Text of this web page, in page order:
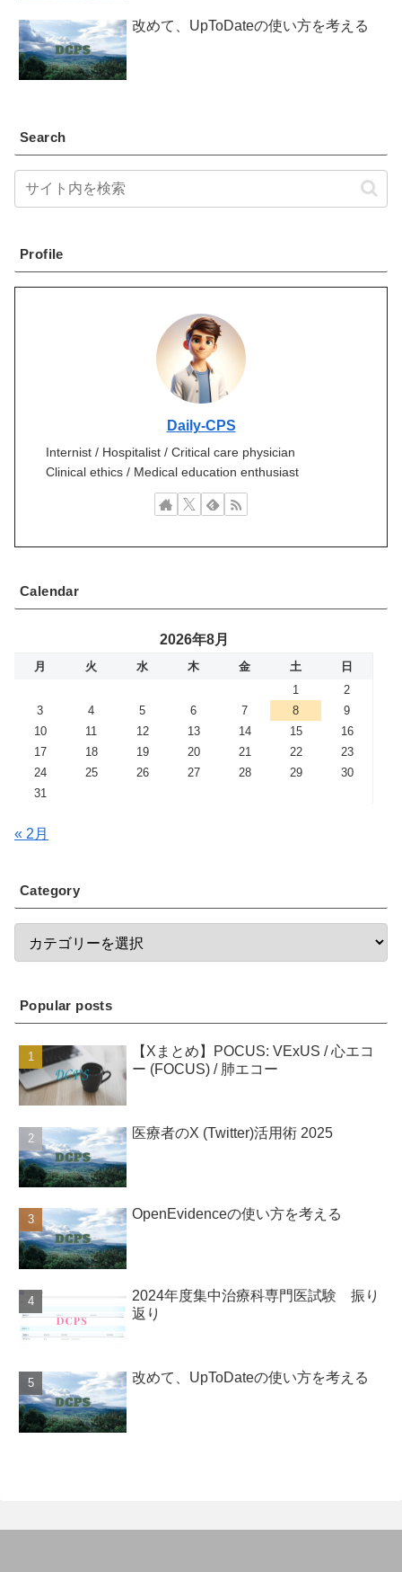
改めて、UpToDateの使い方を考える
Search
Profile
Daily-CPS
Internist / Hospitalist / Critical care physician
Clinical ethics / Medical education enthusiast
Calendar
2026年8月
月 火 水 木 金 土
日
1
2
3
4 5 6 7 8
9
10
11 12 13 14 15
16
17
18 19 20 21 22
23
24
25 26 27 28 29
30
31
« 2月
Category
Popular posts
【Xまとめ】POCUS: VExUS / 心エコ
ー (FOCUS) / 肺エコー
医療者のX (Twitter)活用術 2025
OpenEvidenceの使い方を考える
2024年度集中治療科専門医試験 振り
返り
改めて、UpToDateの使い方を考える